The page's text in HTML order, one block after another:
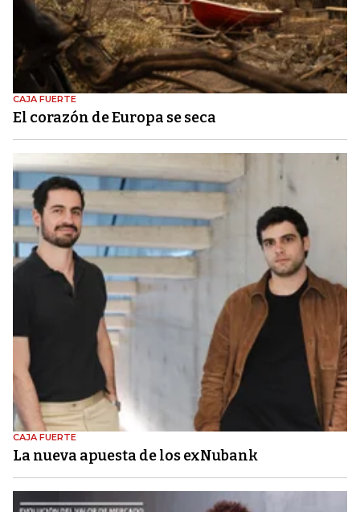
CAJA FUERTE
El corazón de Europa se seca
CAJA FUERTE
La nueva apuesta de los exNubank